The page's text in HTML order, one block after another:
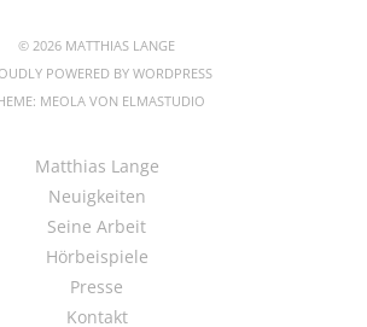
© 2026 MATTHIAS LANGE
POWERED BY WORDPRESS
MEOLA VON ELMASTUDIO
Matthias Lange
Neuigkeiten
Seine Arbeit
Hörbeispiele
Presse
Kontakt